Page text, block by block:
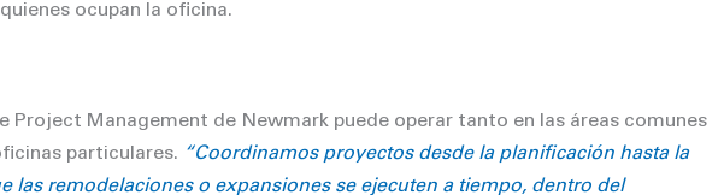
ocupan la oﬁcina.
Project Management de Newmark puede operar tanto en las áreas comunes
particulares. “Coordinamos proyectos desde la planiﬁcación hasta la
las remodelaciones o expansiones se ejecuten a tiempo, dentro del